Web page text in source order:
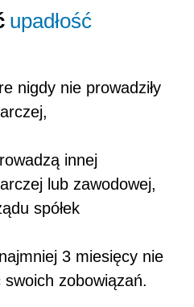
upadłość
nigdy nie prowadziły
innej
lub zawodowej,
spółek
3 miesięcy nie
swoich zobowiązań.